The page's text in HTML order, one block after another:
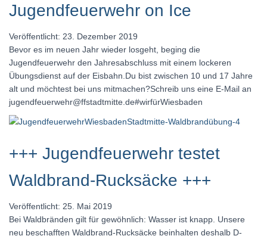
Jugendfeuerwehr on Ice
Veröffentlicht: 23. Dezember 2019
Bevor es im neuen Jahr wieder losgeht, beging die
Jugendfeuerwehr den Jahresabschluss mit einem lockeren
Übungsdienst auf der Eisbahn.Du bist zwischen 10 und 17 Jahre
alt und möchtest bei uns mitmachen?Schreib uns eine E-Mail an
jugendfeuerwehr@ffstadtmitte.de#wirfürWiesbaden
+++ Jugendfeuerwehr testet
Waldbrand-Rucksäcke +++
Veröffentlicht: 25. Mai 2019
Bei Waldbränden gilt für gewöhnlich: Wasser ist knapp. Unsere
neu beschafften Waldbrand-Rucksäcke beinhalten deshalb D-